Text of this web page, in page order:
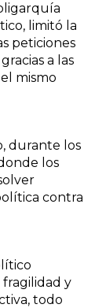
limitó la
peticiones
a las
mismo
durante los
los
contra
y
todo